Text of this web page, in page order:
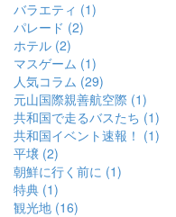
バラエティ (1)
パレード (2)
ホテル (2)
マスゲーム (1)
人気コラム (29)
元山国際親善航空際 (1)
共和国で走るバスたち (1)
共和国イベント速報！ (1)
平壌 (2)
朝鮮に行く前に (1)
特典 (1)
観光地 (16)